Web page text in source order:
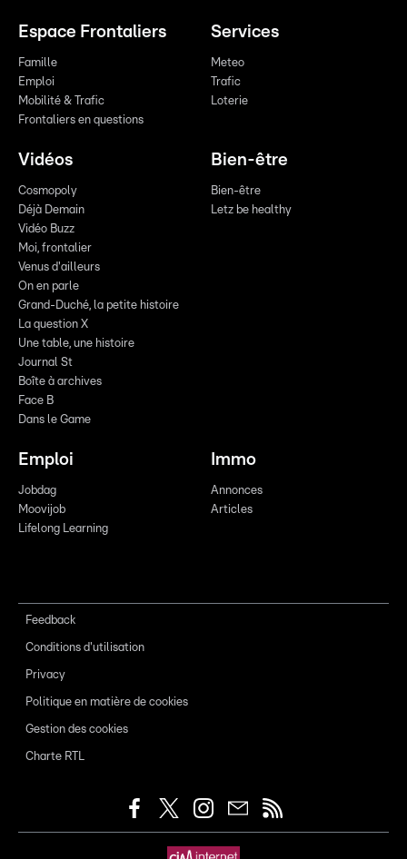
Espace Frontaliers
Famille
Emploi
Mobilité & Trafic
Frontaliers en questions
Services
Meteo
Trafic
Loterie
Vidéos
Cosmopoly
Déjà Demain
Vidéo Buzz
Moi, frontalier
Venus d'ailleurs
On en parle
Grand-Duché, la petite histoire
La question X
Une table, une histoire
Journal St
Boîte à archives
Face B
Dans le Game
Bien-être
Bien-être
Letz be healthy
Emploi
Jobdag
Moovijob
Lifelong Learning
Immo
Annonces
Articles
Feedback
Conditions d'utilisation
Privacy
Politique en matière de cookies
Gestion des cookies
Charte RTL